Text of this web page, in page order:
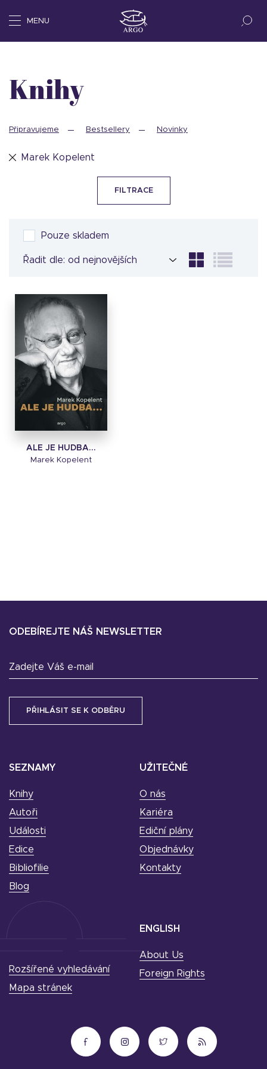
MENU
Knihy
Připravujeme Bestsellery Novinky
Marek Kopelent
FILTRACE
Pouze skladem
Řadit dle:
ALE JE HUDBA...
Marek Kopelent
SEZNAMY
Knihy
Autoři
Události
Edice
Bibliofilie
Blog
UŽITEČNÉ
O nás
Kariéra
Ediční plány
Objednávky
Kontakty
ODEBÍREJTE NÁŠ NEWSLETTER
Zadejte Váš e-mail
ENGLISH
About Us
Foreign Rights
Rozšířené vyhledávání
Mapa stránek